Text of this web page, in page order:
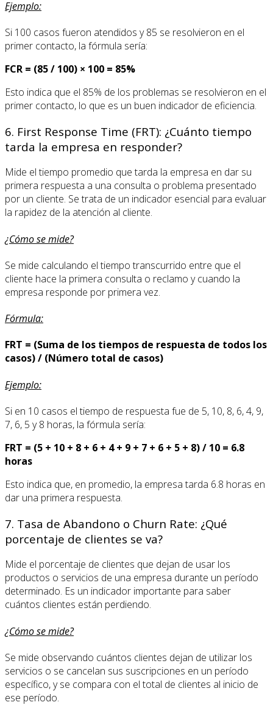
Ejemplo:
Si 100 casos fueron atendidos y 85 se resolvieron en el
primer contacto, la fórmula sería:
FCR = (85 / 100) × 100 = 85%
Esto indica que el 85% de los problemas se resolvieron en el
primer contacto, lo que es un buen indicador de eficiencia.
6. First Response Time (FRT): ¿Cuánto tiempo
tarda la empresa en responder?
Mide el tiempo promedio que tarda la empresa en dar su
primera respuesta a una consulta o problema presentado
por un cliente. Se trata de un indicador esencial para evaluar
la rapidez de la atención al cliente.
¿Cómo se mide?
Se mide calculando el tiempo transcurrido entre que el
cliente hace la primera consulta o reclamo y cuando la
empresa responde por primera vez.
Fórmula:
FRT = (Suma de los tiempos de respuesta de todos los
casos) / (Número total de casos)
Ejemplo:
Si en 10 casos el tiempo de respuesta fue de 5, 10, 8, 6, 4, 9,
7, 6, 5 y 8 horas, la fórmula sería:
FRT = (5 + 10 + 8 + 6 + 4 + 9 + 7 + 6 + 5 + 8) / 10 = 6.8
horas
Esto indica que, en promedio, la empresa tarda 6.8 horas en
dar una primera respuesta.
7. Tasa de Abandono o Churn Rate: ¿Qué
porcentaje de clientes se va?
Mide el porcentaje de clientes que dejan de usar los
productos o servicios de una empresa durante un período
determinado. Es un indicador importante para saber
cuántos clientes están perdiendo.
¿Cómo se mide?
Se mide observando cuántos clientes dejan de utilizar los
servicios o se cancelan sus suscripciones en un período
específico, y se compara con el total de clientes al inicio de
ese período.